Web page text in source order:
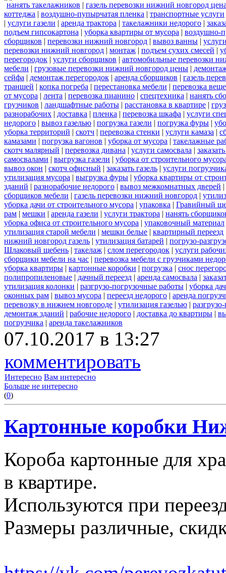
нанять такелажников | газель перевозки нижний новгород
коттеджа | воздушно-пупырчатая пленка | транспортные услуги
| услуги газели | аренда трактора | такелажники недорого |
подъем гипсокартона | уборка квартиры от мусора | воздушно-
сборщиков | перевозки нижний новгород | вывоз ванны |
перевозки нижний новгород | монтаж | подъем сухих смесей |
перегородок | услуги сборщиков | автомобильные перевозки
мебели | грузовые перевозки нижний новгород цены |
сейфа | демонтаж перегородок | аренда сборщиков | газель
траншей | копка погреба | перестановка мебели | перевозка
от мусора | лента | перевозка пианино | спецтехника | нанять
грузчиков | ландшафтные работы | расстановка в квартире |
разнорабочих | доставка | пленка | перевозка шкафа | услуги
недорого | вывоз газелью | погрузка газели | погрузка фуры |
уборка территорий | скотч | перевозка стенки | услуги камаза |
камазами | погрузка вагонов | уборка от мусора | такелажные
скотч малярный | перевозка дивана | услуги самосвала |
самосвалами | выгрузка газели | уборка от строительного
вывоз окон | скотч офисный | заказать газель | услуги
утилизация мусора | выгрузка фуры | уборка квартиры от
зданий | разнорабочие недорого | вывоз межкомнатных дверей |
сборщиков мебели | газель перевозки нижний новгород |
уборка дачи от строительного мусора | упаковка | Гравийный
рам | мешки | аренда газели | услуги трактора | нанять
уборка офиса от строительного мусора | упаковочный материал
утилизация старой мебели | мешки белые | квартирный переезд
нижний новгород газель | утилизация батарей | погрузо-
Шлаковый щебень | такелаж | слом перегородок | услуги
сборщики мебели на час | перевозка мебели с грузчиками
уборка квартиры | картонные коробки | погрузка | снос
полипропиленовые | дачный переезд | аренда самосвала |
утилизация колонки | разгрузо-погрузочные работы | уборка
оконных рам | вывоз мусора | переезд недорого | аренда
перевозку в нижнем новгороде | утилизация газелью |
демонтаж зданий | рабочие недорого | доставка до квартиры |
погрузчика | аренда такелажников
07.10.2017 в 13:27
комментировать
Интересно Вам интересно
Больше не интересно
(0)
Картонные коробки
Короба картонные для
в квартире.
Используются при
Размеры различные,